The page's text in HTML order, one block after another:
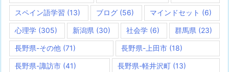
スペイン語学習 (13) ブログ (56) マインドセット (6)
心理学 (305) 新潟県 (30) 社会学(6) 群馬県 (23)
長野県-その他 (71) 長野県-上田市(18)
長野県-諏訪市 (41) 長野県-軽井沢町 (13)